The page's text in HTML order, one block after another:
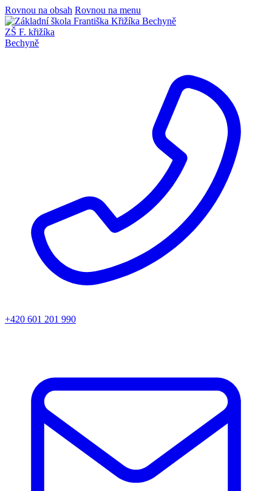
Rovnou na obsah Rovnou na menu
ZŠ F. křižíka
Bechyně
+420 601 201 990